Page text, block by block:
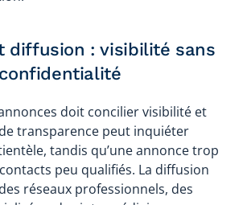
diffusion : visibilité sans
doit concilier visibilité et
transparence peut inquiéter
tandis qu’une annonce trop
peu qualifiés. La diffusion
réseaux professionnels, des